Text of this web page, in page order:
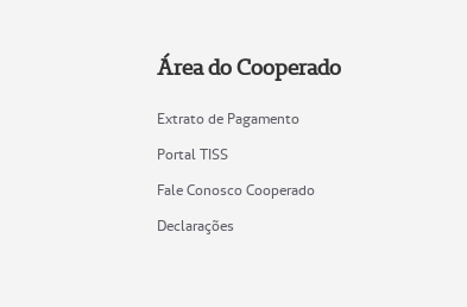
Área do Cooperado
Extrato de Pagamento
Portal TISS
Fale Conosco Cooperado
Declarações